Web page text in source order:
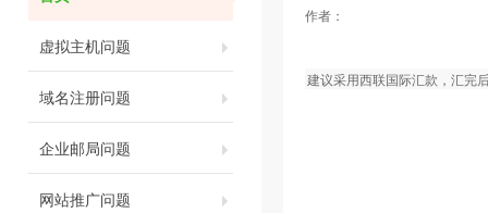
虚拟主机问题
域名注册问题
企业邮局问题
网站推广问题
作者：
建议采用西联国际汇款，汇完